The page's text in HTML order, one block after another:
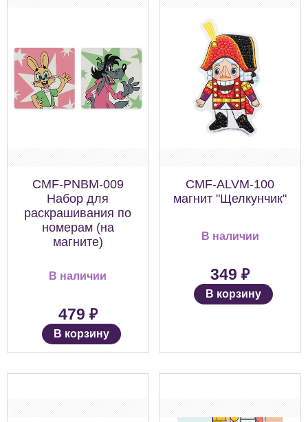
CMF-PNBM-009
Набор для
раскрашивания по
номерам (на
магните)
В наличии
479 ₽
В корзину
CMF-ALVM-100
магнит "Щелкунчик"
В наличии
349 ₽
В корзину